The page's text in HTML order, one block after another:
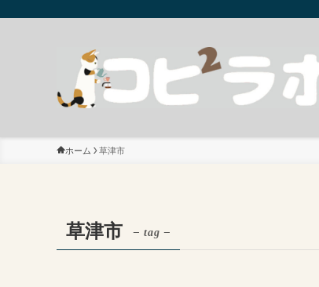
ホーム 草津市
草津市 – tag –